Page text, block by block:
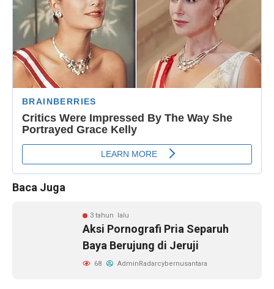
Baca Juga
3 tahun lalu
Aksi Pornografi Pria Separuh
Baya Berujung di Jeruji
68 AdminRadarcybernusantara